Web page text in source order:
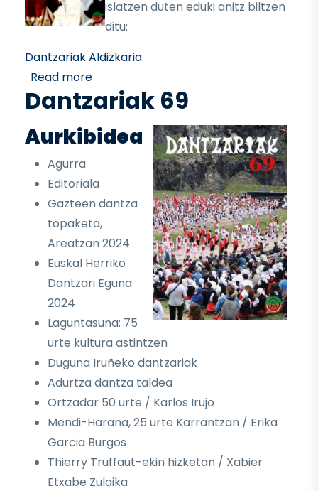
islatzen duten eduki anitz biltzen
ditu:
Dantzariak Aldizkaria
Read moreabout Dantzariak 70
Dantzariak 69
Aurkibidea
Agurra
Editoriala
Gazteen dantza
topaketa,
Areatzan 2024
Euskal Herriko
Dantzari Eguna
2024
Laguntasuna: 75
urte kultura astintzen
Duguna Iruñeko dantzariak
Adurtza dantza taldea
Ortzadar 50 urte / Karlos Irujo
Mendi-Harana, 25 urte Karrantzan / Erika
Garcia Burgos
Thierry Truffaut-ekin hizketan / Xabier
Etxabe Zulaika